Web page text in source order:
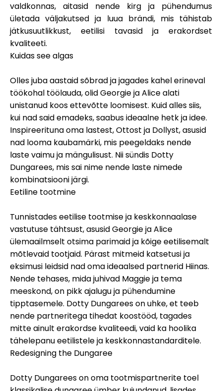
ask@scrambleup.com
+372 712 2955
valdkonnas, aitasid nende kirg ja pühendumus
ületada väljakutsed ja luua brändi, mis tähistab
jätkusuutlikkust, eetilisi tavasid ja erakordset
kvaliteeti.
Kuidas see algas
Olles juba aastaid sõbrad ja jagades kahel erineval
töökohal töölauda, olid Georgie ja Alice alati
unistanud koos ettevõtte loomisest. Kuid alles siis,
kui nad said emadeks, saabus ideaalne hetk ja idee.
Inspireerituna oma lastest, Ottost ja Dollyst, asusid
nad looma kaubamärki, mis peegeldaks nende
laste vaimu ja mängulisust. Nii sündis Dotty
Dungarees, mis sai nime nende laste nimede
kombinatsiooni järgi.
Eetiline tootmine
Tunnistades eetilise tootmise ja keskkonnaalase
vastutuse tähtsust, asusid Georgie ja Alice
ülemaailmselt otsima parimaid ja kõige eetilisemalt
mõtlevaid tootjaid. Pärast mitmeid katsetusi ja
eksimusi leidsid nad oma ideaalsed partnerid Hiinas.
Nende tehases, mida juhivad Maggie ja tema
meeskond, on pikk ajalugu ja pühendumine
tipptasemele. Dotty Dungarees on uhke, et teeb
nende partneritega tihedat koostööd, tagades
mitte ainult erakordse kvaliteedi, vaid ka hoolika
tähelepanu eetilistele ja keskkonnastandarditele.
Redesigning the Dungaree
Dotty Dungarees on oma tootmispartnerite toel